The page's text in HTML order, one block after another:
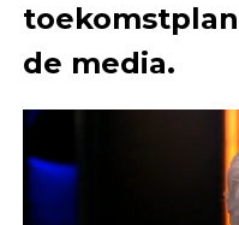
de media.